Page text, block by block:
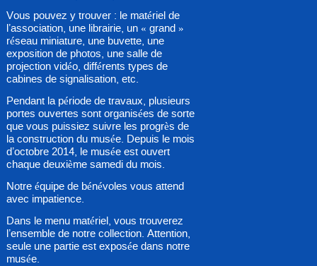
Vous pouvez y trouver : le matériel de
l’association, une librairie, un « grand »
réseau miniature, une buvette, une
exposition de photos, une salle de
projection vidéo, différents types de
cabines de signalisation, etc.
Pendant la période de travaux, plusieurs
portes ouvertes sont organisées de sorte
que vous puissiez suivre les progrès de
la construction du musée. Depuis le mois
d’octobre 2014, le musée est ouvert
chaque deuxième samedi du mois.
Notre équipe de bénévoles vous attend
avec impatience.
Dans le menu matériel, vous trouverez
l’ensemble de notre collection. Attention,
seule une partie est exposée dans notre
musée.